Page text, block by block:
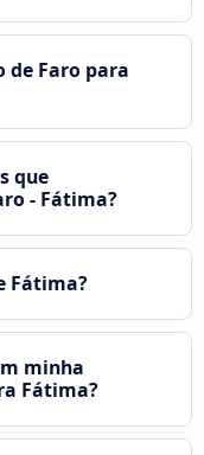
de Faro para
que
- Fátima?
Fátima?
minha
Fátima?